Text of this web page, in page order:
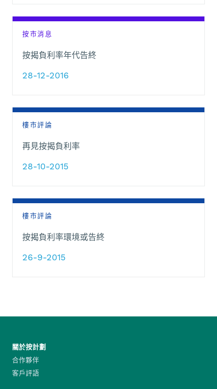
按市消息
按揭負利率年代告終
28-12-2016
樓市評論
再見按揭負利率
28-10-2015
樓市評論
按揭負利率環境或告終
26-9-2015
關於按計劃
合作夥伴
客戶評語